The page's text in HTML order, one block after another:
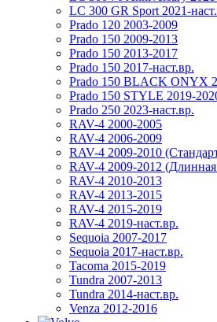
LC 300 GR Sport 2021-
Prado 120 2003-2009
Prado 150 2009-2013
Prado 150 2013-2017
Prado 150 2017-наст.вр.
Prado 150 BLACK ONYX
Prado 150 STYLE 2019-
Prado 250 2023-наст.вр.
RAV-4 2000-2005
RAV-4 2006-2009
RAV-4 2009-2010
RAV-4 2009-2012 (Длинная
RAV-4 2010-2013
RAV-4 2013-2015
RAV-4 2015-2019
RAV-4 2019-наст.вр.
Sequoia 2007-2017
Sequoia 2017-наст.вр.
Tacoma 2015-2019
Tundra 2007-2013
Tundra 2014-наст.вр.
Venza 2012-2016